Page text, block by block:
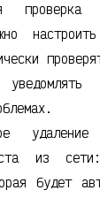
проверка
из
будет